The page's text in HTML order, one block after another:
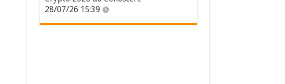
28/07/26 15:39